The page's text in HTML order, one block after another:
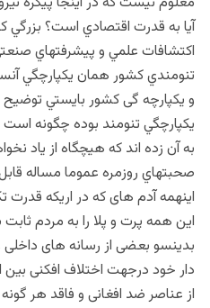
آيا به قدرت اقتصادي است؟
اکتشافات علمي و پيشرفتهاي
تنومندي کشور همان يکپارچگي
و یکپارچه گی کشور بايستي توضيح
يکپارچگي تنومند بوده چگونه
به آن زده اند که هيچگاه از ياد
صحبتهاي روزمره عموما مساله قابل
اينهمه آدم های که در اریکه قدرت
اين همه پرت و پلا را به مردم
بدینسو بعضی از رسانه های داخلی
دار خود درجهت اختلاف افکنی بین
از عناصر ضد افغانی و فاقد هر